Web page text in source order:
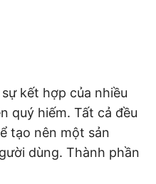
sự kết hợp của nhiều
quý hiếm. Tất cả đều
tạo nên một sản
dùng. Thành phần